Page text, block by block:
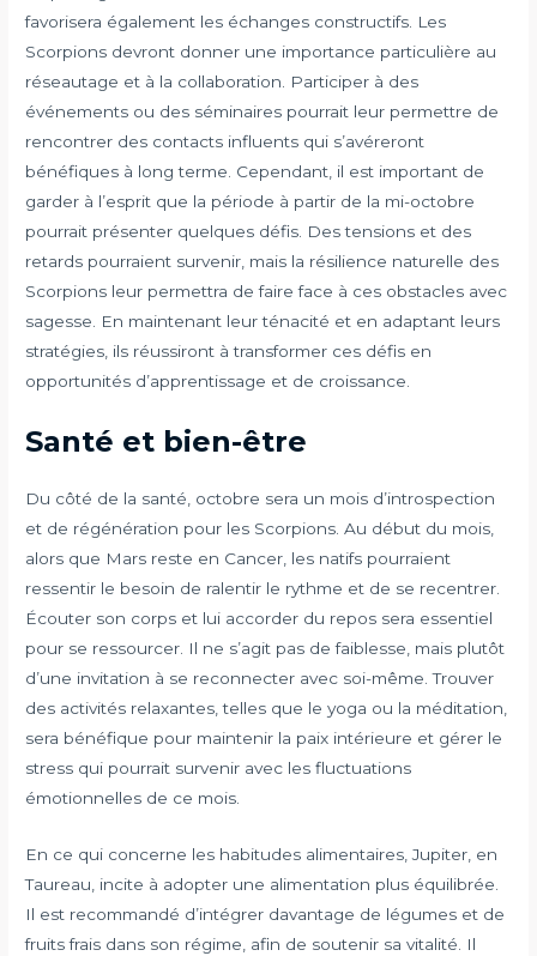
favorisera également les échanges constructifs. Les
Scorpions devront donner une importance particulière au
réseautage et à la collaboration. Participer à des
événements ou des séminaires pourrait leur permettre de
rencontrer des contacts influents qui s’avéreront
bénéfiques à long terme. Cependant, il est important de
garder à l’esprit que la période à partir de la mi-octobre
pourrait présenter quelques défis. Des tensions et des
retards pourraient survenir, mais la résilience naturelle des
Scorpions leur permettra de faire face à ces obstacles avec
sagesse. En maintenant leur ténacité et en adaptant leurs
stratégies, ils réussiront à transformer ces défis en
opportunités d’apprentissage et de croissance.
Santé et bien-être
Du côté de la santé, octobre sera un mois d’introspection
et de régénération pour les Scorpions. Au début du mois,
alors que Mars reste en Cancer, les natifs pourraient
ressentir le besoin de ralentir le rythme et de se recentrer.
Écouter son corps et lui accorder du repos sera essentiel
pour se ressourcer. Il ne s’agit pas de faiblesse, mais plutôt
d’une invitation à se reconnecter avec soi-même. Trouver
des activités relaxantes, telles que le yoga ou la méditation,
sera bénéfique pour maintenir la paix intérieure et gérer le
stress qui pourrait survenir avec les fluctuations
émotionnelles de ce mois.
En ce qui concerne les habitudes alimentaires, Jupiter, en
Taureau, incite à adopter une alimentation plus équilibrée.
Il est recommandé d’intégrer davantage de légumes et de
fruits frais dans son régime, afin de soutenir sa vitalité. Il